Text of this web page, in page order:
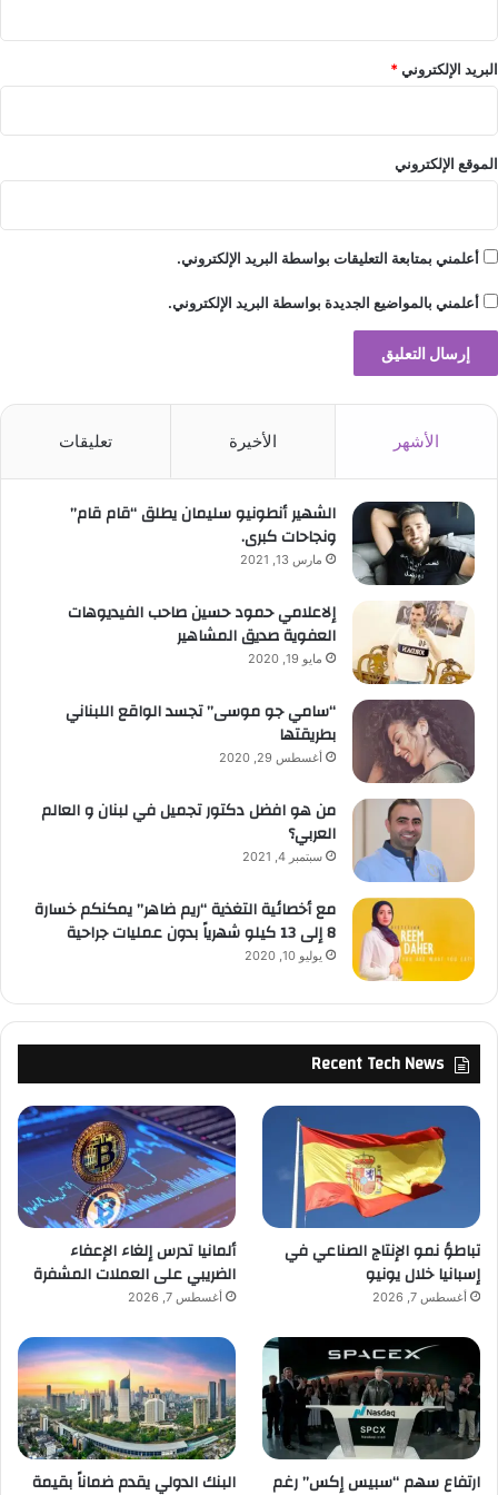
البريد الإلكتروني*
الموقع الإلكتروني
أعلمني بمتابعة التعليقات بواسطة البريد الإلكتروني.
أعلمني بالمواضيع الجديدة بواسطة البريد الإلكتروني.
الأشهر الأخيرة تعليقات
الشهير أنطونيو سليمان يطلق “قام قام”
ونجاحات كبرى.
مارس 13, 2021
إلاعلامي حمود حسين صاحب الفيديوهات
العفوية صديق المشاهير
مايو 19, 2020
“سامي جو موسى” تجسد الواقع اللبناني
بطريقتها
أغسطس 29, 2020
من هو افضل دكتور تجميل في لبنان و العالم
العربي؟
سبتمبر 4, 2021
مع أخصائية التغذية “ريم ضاهر” يمكنكم خسارة
8 إلى 13 كيلو شهرياً بدون عمليات جراحية
يوليو 10, 2020
Recent Tech News
تباطؤ نمو الإنتاج الصناعي في
إسبانيا خلال يونيو
أغسطس 7, 2026
ألمانيا تدرس إلغاء الإعفاء
الضريبي على العملات المشفرة
أغسطس 7, 2026
ارتفاع سهم “سبيس إكس” رغم
البنك الدولي يقدم ضماناً بقيمة